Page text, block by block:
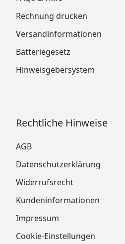
Rechnung drucken
Versandinformationen
Batteriegesetz
Hinweisgebersystem
Rechtliche Hinweise
AGB
Datenschutzerklärung
Widerrufsrecht
Kundeninformationen
Impressum
Cookie-Einstellungen